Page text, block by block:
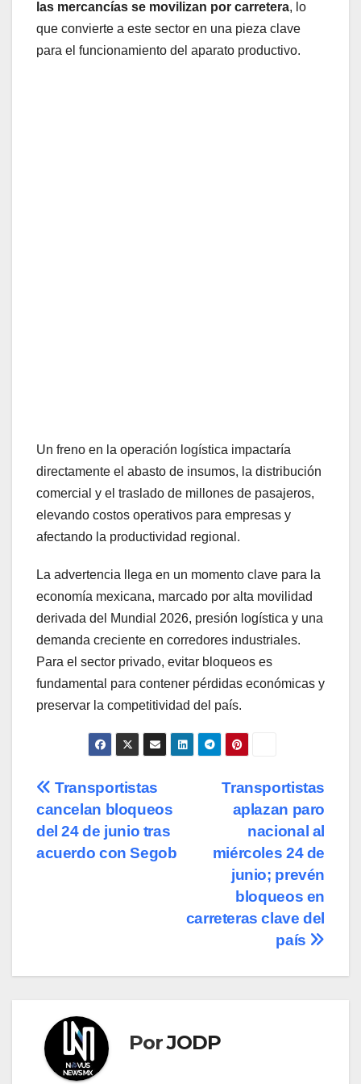
las mercancías se movilizan por carretera, lo
que convierte a este sector en una pieza clave
para el funcionamiento del aparato productivo.
Un freno en la operación logística impactaría
directamente el abasto de insumos, la distribución
comercial y el traslado de millones de pasajeros,
elevando costos operativos para empresas y
afectando la productividad regional.
La advertencia llega en un momento clave para la
economía mexicana, marcado por alta movilidad
derivada del Mundial 2026, presión logística y una
demanda creciente en corredores industriales.
Para el sector privado, evitar bloqueos es
fundamental para contener pérdidas económicas y
preservar la competitividad del país.
Navegación
de
entradas
Transportistas
aplazan paro
nacional al
miércoles 24 de
junio; prevén
bloqueos en
carreteras clave del
país
Transportistas
cancelan bloqueos
del 24 de junio tras
acuerdo con Segob
PorJODP